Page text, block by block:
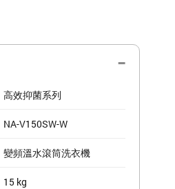
高效抑菌系列
NA-V150SW-W
變頻溫水滾筒洗衣機
15 kg